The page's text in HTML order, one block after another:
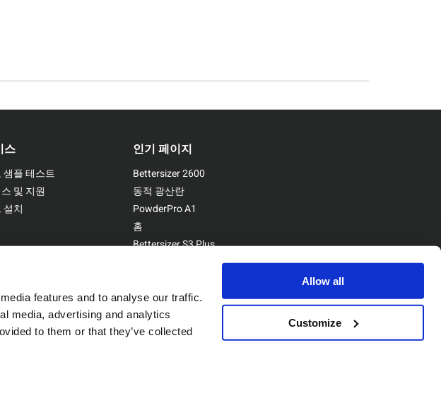
features and to analyse our traffic.
media, advertising and analytics
to them or that they’ve collected
Allow all
Customize
스
샘플 테스트
및 지원
설치
인기 페이지
Bettersizer 2600
동적 광산란
PowderPro A1
홈
Bettersizer S3 Plus
Copyright © Bettersize Instruments Ltd. All Rights Reserved